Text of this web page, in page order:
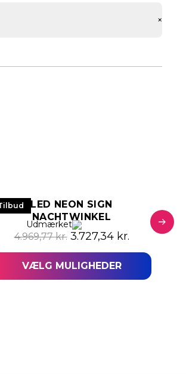
+
8.892,99 kr..
pris er: 6.669,76 kr..
LED NEON SIGN
NACHTWINKEL
Udmærket
4.969,77kr. Den oprindelige pris
3.727,34 kr.Den
VÆLG MULIGHEDER